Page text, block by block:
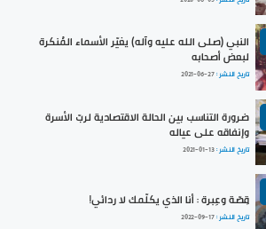
النبي (صلى الله عليه وآله) يغيّر الأسماء المُنكرة
لبعض أصحابه
تاريخ النشر :2021-06-27
ضرورة التناسب بين الحالة الاقتصادية لربّ الأسرة
وإنفاقه على عياله
تاريخ النشر :2021-01-13
قِصّة وعِبرة : أنا الذي يكلّمك لا ردائي!
تاريخ النشر :2022-09-17